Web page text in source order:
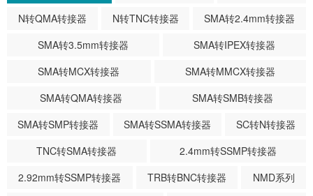
N转QMA转接器
N转TNC转接器
SMA转2.4mm转接器
SMA转3.5mm转接器
SMA转IPEX转接器
SMA转MCX转接器
SMA转MMCX转接器
SMA转QMA转接器
SMA转SMB转接器
SMA转SMP转接器
SMA转SSMA转接器
SC转N转接器
TNC转SMA转接器
2.4mm转SSMP转接器
2.92mm转SSMP转接器
TRB转BNC转接器
NMD系列